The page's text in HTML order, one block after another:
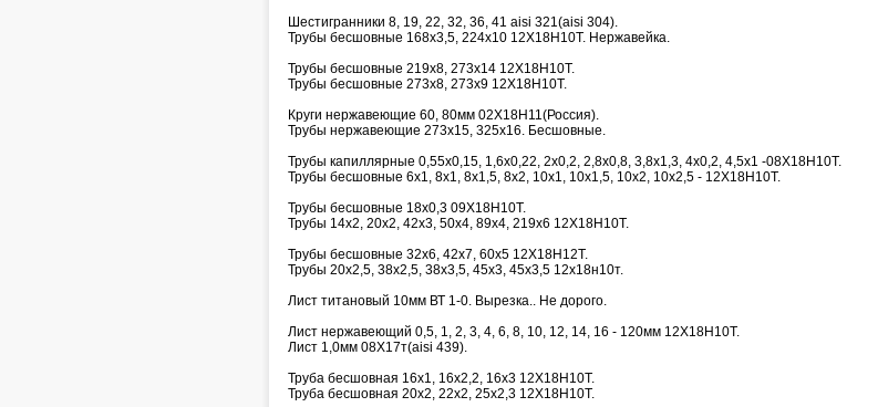
Шестигранники 8, 19, 22, 32, 36, 41 aisi 321(aisi 304).
Трубы бесшовные 168х3,5, 224х10 12Х18Н10Т. Нержавейка.
Трубы бесшовные 219х8, 273х14 12Х18Н10Т.
Трубы бесшовные 273х8, 273х9 12Х18Н10Т.
Круги нержавеющие 60, 80мм 02Х18Н11(Россия).
Трубы нержавеющие 273х15, 325х16. Бесшовные.
Трубы капиллярные 0,55х0,15, 1,6х0,22, 2х0,2, 2,8х0,8, 3,8х1,3, 4х0,2, 4,5х1 -08Х18Н10Т.
Трубы бесшовные 6х1, 8х1, 8х1,5, 8х2, 10х1, 10х1,5, 10х2, 10х2,5 - 12Х18Н10Т.
Трубы бесшовные 18х0,3 09Х18Н10Т.
Трубы 14х2, 20х2, 42х3, 50х4, 89х4, 219х6 12Х18Н10Т.
Трубы бесшовные 32х6, 42х7, 60х5 12Х18Н12Т.
Трубы 20х2,5, 38х2,5, 38х3,5, 45х3, 45х3,5 12х18н10т.
Лист титановый 10мм ВТ 1-0. Вырезка.. Не дорого.
Лист нержавеющий 0,5, 1, 2, 3, 4, 6, 8, 10, 12, 14, 16 - 120мм 12Х18Н10Т.
Лист 1,0мм 08Х17т(aisi 439).
Труба бесшовная 16х1, 16х2,2, 16х3 12Х18Н10Т.
Труба бесшовная 20х2, 22х2, 25х2,3 12Х18Н10Т.